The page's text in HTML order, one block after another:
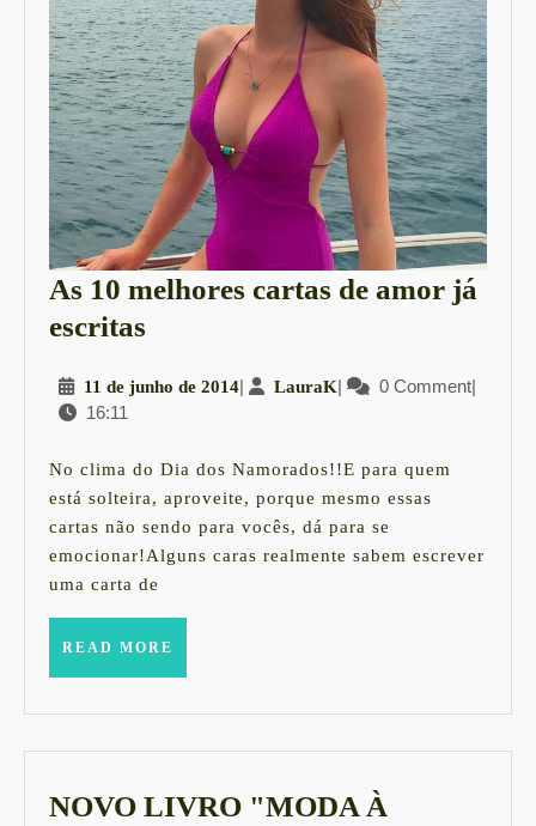
As 10 melhores cartas de amor já
escritas
melhores
de
amor
já
escritas
11 de junho de 201411
de
| LauraKLauraK
| 0 Comment|
16:11
No clima do Dia dos Namorados!!E para quem
está solteira, aproveite, porque mesmo essas
cartas não sendo para vocês, dá para se
emocionar!Alguns caras realmente sabem escrever
uma carta de
READ MORE
NOVO LIVRO "MODA À